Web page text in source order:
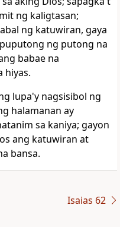
ng kaligtasan;
ng katuwiran, gaya
ng putong na
babae na
hiyas.
lupa'y nagsisibol ng
halamanan ay
sa kaniya; gayon
ang katuwiran at
bansa.
Isaias 62